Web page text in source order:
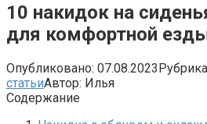
10 накидок на
для комфортной
Опубликовано: 07.08.2023
статьиАвтор: Илья
Содержание